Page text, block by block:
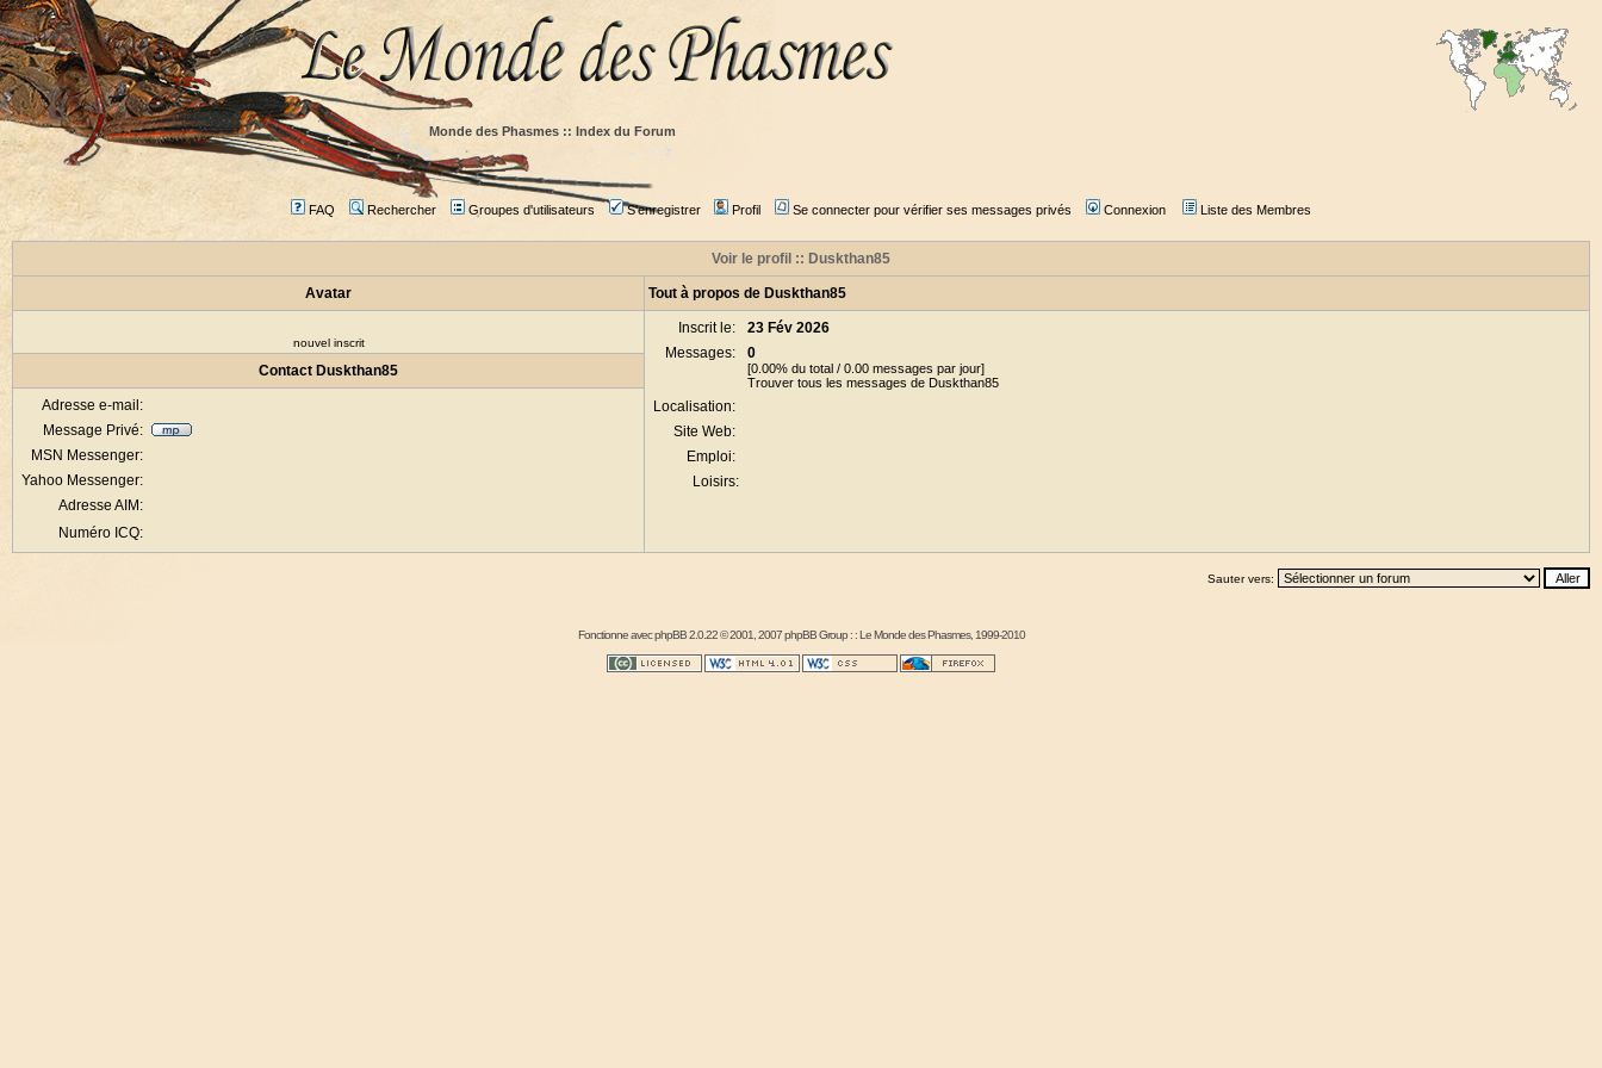
Monde des Phasmes :: Index du Forum
FAQ Rechercher Groupes d'utilisateurs S'enregistrer Profil Se connecter pour vérifier ses messages privés Connexion Liste des Membres
Voir le profil :: Duskthan85
Avatar Tout à propos de Duskthan85
nouvel inscrit
Inscrit le:
23 Fév 2026
Messages:
0
[0.00% du total / 0.00 messages par jour]
Trouver tous les messages de Duskthan85
Localisation:
Site Web:
Emploi:
Loisirs:
Contact Duskthan85
Adresse e-mail:
Message Privé:
MSN Messenger:
Yahoo Messenger:
Adresse AIM:
Numéro ICQ:
Sauter vers:
Fonctionne avecphpBB2.0.22 © 2001, 2007 phpBB Group : :Le Monde des Phasmes, 1999-2010